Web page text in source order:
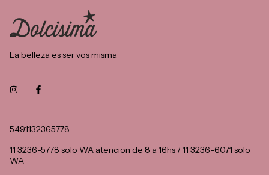
La belleza es ser vos misma
5491132365778
11 3236-5778 solo WA atencion de 8 a 16hs / 11 3236-6071 solo
WA